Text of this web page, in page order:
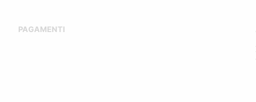
PAGAMENTI